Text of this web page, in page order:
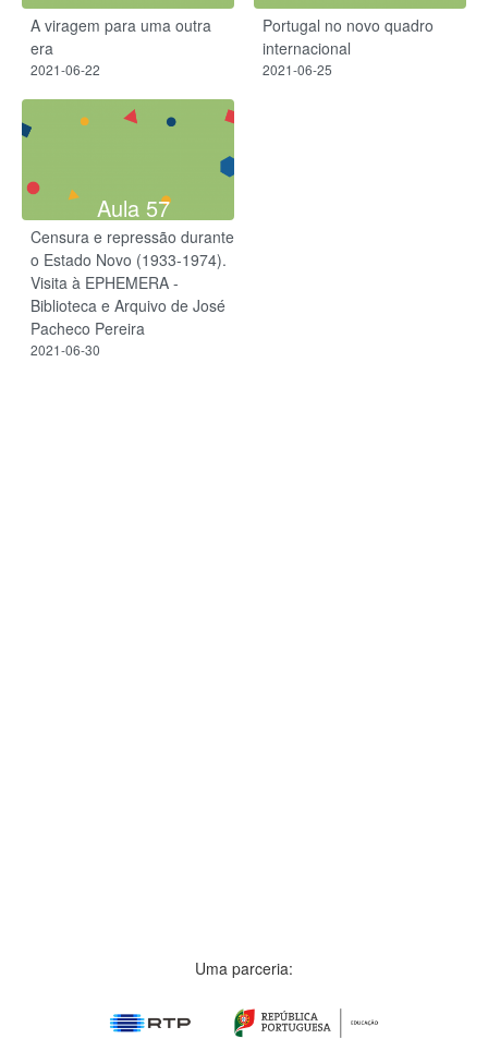
A viragem para uma outra
era
2021-06-22
Portugal no novo quadro
internacional
2021-06-25
Aula 57
Censura e repressão durante
o Estado Novo (1933-1974).
Visita à EPHEMERA -
Biblioteca e Arquivo de José
Pacheco Pereira
2021-06-30
Uma parceria: